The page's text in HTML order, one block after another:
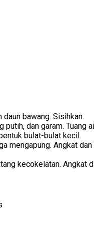
bawang. Sisihkan.
putih, dan garam.
bulat-bulat kecil.
mengapung. Angkat
kecokelatan. Angkat